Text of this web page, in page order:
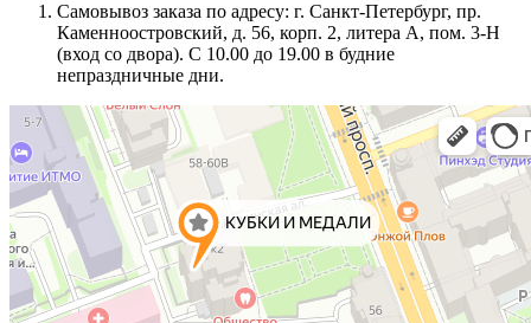
Самовывоз заказа по адресу: г. Санкт-Петербург, пр.
Каменноостровский, д. 56, корп. 2, литера А, пом. 3-Н
(вход со двора). С 10.00 до 19.00 в будние
непраздничные дни.